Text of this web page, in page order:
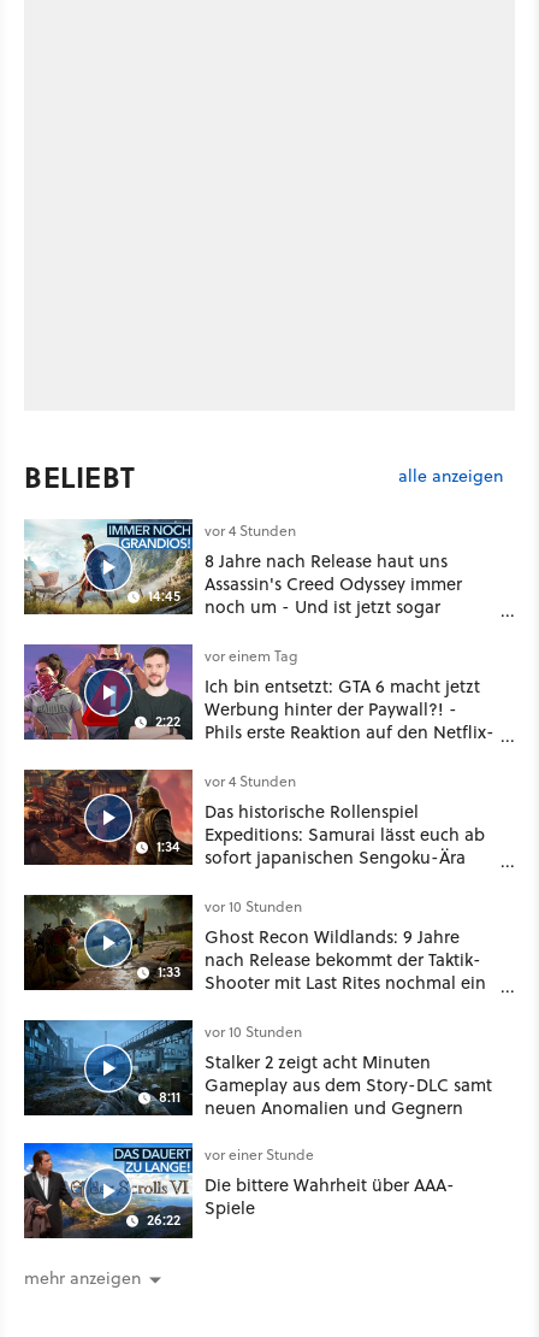
BELIEBT alle anzeigen
14:45
vor 4 Stunden
8 Jahre nach Release haut uns
Assassin's Creed Odyssey immer
noch um - Und ist jetzt sogar
2:22
vor einem Tag
Ich bin entsetzt: GTA 6 macht jetzt
Werbung hinter der Paywall?! -
Phils erste Reaktion auf den Netflix-
1:34
vor 4 Stunden
Das historische Rollenspiel
Expeditions: Samurai lässt euch ab
sofort japanischen Sengoku-Ära
oder Diplomatie
1:33
vor 10 Stunden
Ghost Recon Wildlands: 9 Jahre
nach Release bekommt der Taktik-
Shooter mit Last Rites nochmal ein
8:11
vor 10 Stunden
Stalker 2 zeigt acht Minuten
Gameplay aus dem Story-DLC samt
neuen Anomalien und Gegnern
26:22
vor einer Stunde
Die bittere Wahrheit über AAA-
Spiele
mehr anzeigen